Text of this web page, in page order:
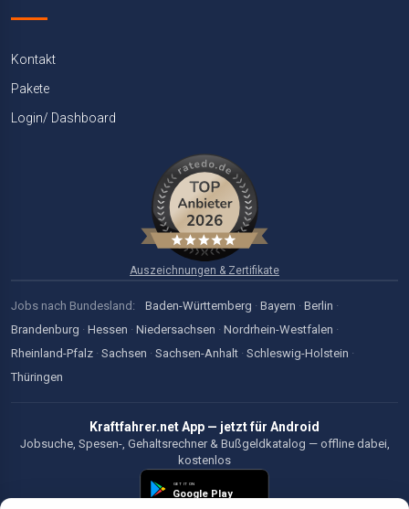
Kontakt
Pakete
Login/ Dashboard
Auszeichnungen & Zertifikate
Jobs nach Bundesland: Baden-Württemberg · Bayern · Berlin ·
Brandenburg · Hessen · Niedersachsen · Nordrhein-Westfalen ·
Rheinland-Pfalz · Sachsen · Sachsen-Anhalt · Schleswig-Holstein ·
Thüringen
Kraftfahrer.net App — jetzt für Android
Jobsuche, Spesen-, Gehaltsrechner & Bußgeldkatalog — offline dabei,
kostenlos